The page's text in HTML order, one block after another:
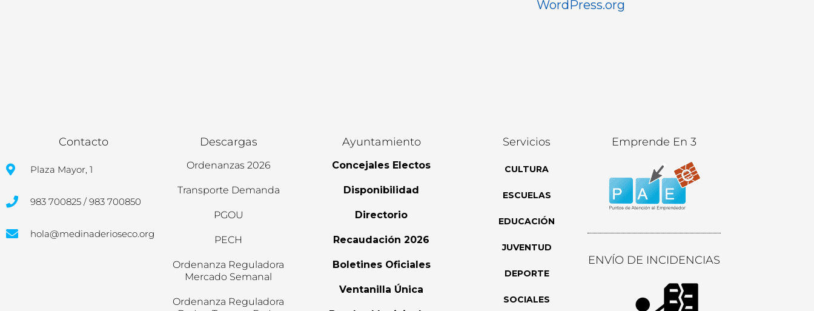
WordPress.org
Contacto
Plaza Mayor, 1
983 700825 / 983 700850
hola@medinaderioseco.org
Descargas
Ordenanzas 2026
Transporte Demanda
PGOU
PECH
Ordenanza Reguladora
Mercado Semanal
Ordenanza Reguladora
Ayuntamiento
Concejales Electos
Disponibilidad
Directorio
Recaudación 2026
Boletines Oficiales
Ventanilla Única
Servicios
CULTURA
ESCUELAS
EDUCACIÓN
JUVENTUD
DEPORTE
SOCIALES
Emprende En 3
ENVÍO DE INCIDENCIAS